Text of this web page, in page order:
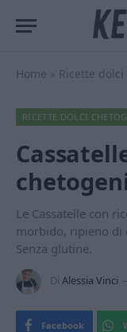
Home » Ricette
RICETTE DOLCI
Le Cassatelle con
morbido, ripieno di
Senza glutine.
Di Alessia Vinci
Facebook